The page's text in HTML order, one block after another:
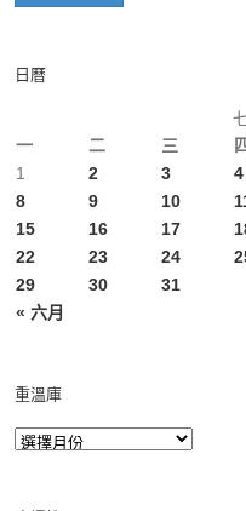
日曆
一
二 三
« 六月
1 2 3 4
8
9 10
15
16 17
22
23 24
29
30 31
重溫庫